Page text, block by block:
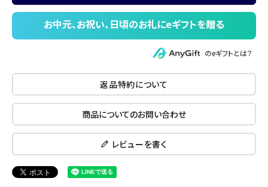
のeギフトとは？
返品特約について
商品についてのお問い合わせ
レビューを書く